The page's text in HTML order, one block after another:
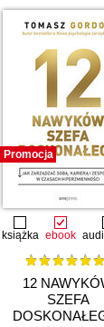
Promocja
książka ebook
12
SZEFA